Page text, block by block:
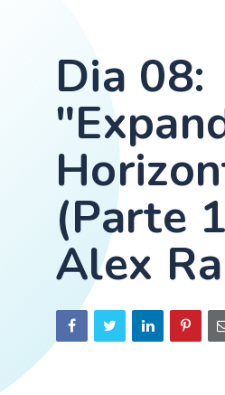
Dia 08:
(Parte
Alex